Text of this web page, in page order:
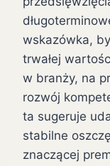
wskazówka,
trwałej
w branży, na
rozwój
ta sugeruje
stabilne
znaczącej